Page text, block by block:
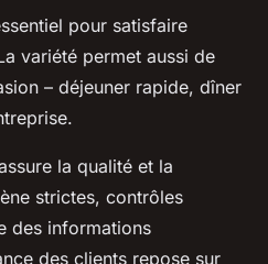
pour satisfaire
variété permet aussi de
– déjeuner rapide, dîner
la qualité et la
strictes, contrôles
des informations
des clients repose sur